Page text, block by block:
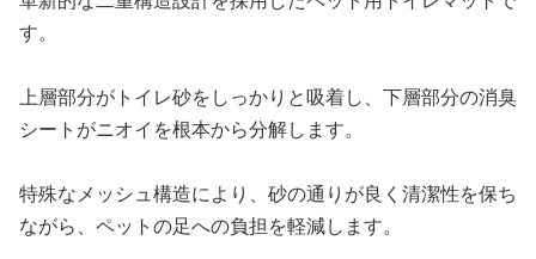
す。
上層部分がトイレ砂をしっかりと吸着し、下層部分の消臭
シートがニオイを根本から分解します。
特殊なメッシュ構造により、砂の通りが良く清潔性を保ち
ながら、ペットの足への負担を軽減します。